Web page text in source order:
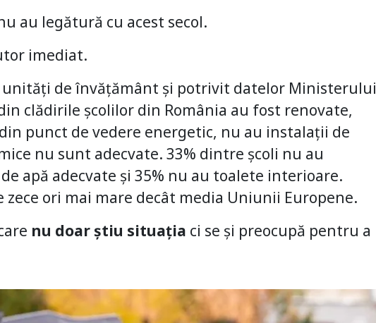
au legătură cu acest secol.
imediat.
unități de învățământ și potrivit datelor Ministerului
clădirile școlilor din România au fost renovate,
punct de vedere energetic, nu au instalații de
nu sunt adecvate. 33% dintre școli nu au
apă adecvate și 35% nu au toalete interioare.
ori mai mare decât media Uniunii Europene.
nu doar știu situația ci se și preocupă pentru a